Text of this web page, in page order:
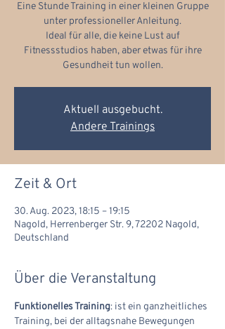
Eine Stunde Training in einer kleinen Gruppe
unter professioneller Anleitung.
Ideal für alle, die keine Lust auf
Fitnessstudios haben, aber etwas für ihre
Gesundheit tun wollen.
Aktuell ausgebucht.
Andere Trainings
Zeit & Ort
30. Aug. 2023, 18:15 – 19:15
Nagold, Herrenberger Str. 9, 72202 Nagold,
Deutschland
Über die Veranstaltung
Funktionelles Training: ist ein ganzheitliches
Training, bei der alltagsnahe Bewegungen